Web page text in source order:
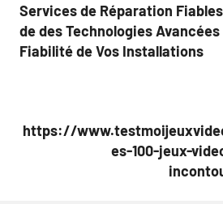
l’article
Services de Réparation
de des Technologies
Fiabilité de Vos Installations
https://
es-100-jeux-